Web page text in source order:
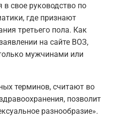
свое руководство по
где признают
третьего пола. Как
на сайте ВОЗ,
мужчинами или
терминов, считают во
позволит
разнообразие».